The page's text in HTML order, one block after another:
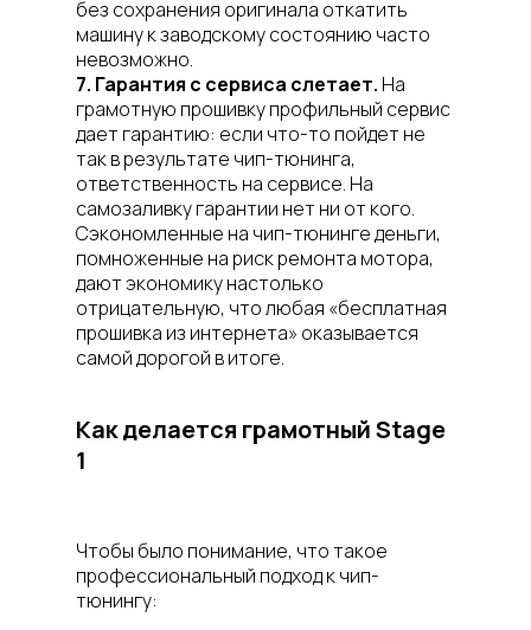
без сохранения оригинала откатить
машину к заводскому состоянию часто
невозможно.
7. Гарантия с сервиса слетает. На
грамотную прошивку профильный сервис
дает гарантию: если что-то пойдет не
так в результате чип-тюнинга,
ответственность на сервисе. На
самозаливку гарантии нет ни от кого.
Сэкономленные на чип-тюнинге деньги,
помноженные на риск ремонта мотора,
дают экономику настолько
отрицательную, что любая «бесплатная
прошивка из интернета» оказывается
самой дорогой в итоге.
Как делается грамотный Stage
1
Чтобы было понимание, что такое
профессиональный подход к чип-
тюнингу: